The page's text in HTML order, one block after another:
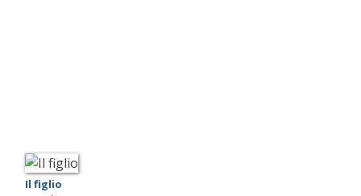
Il figlio